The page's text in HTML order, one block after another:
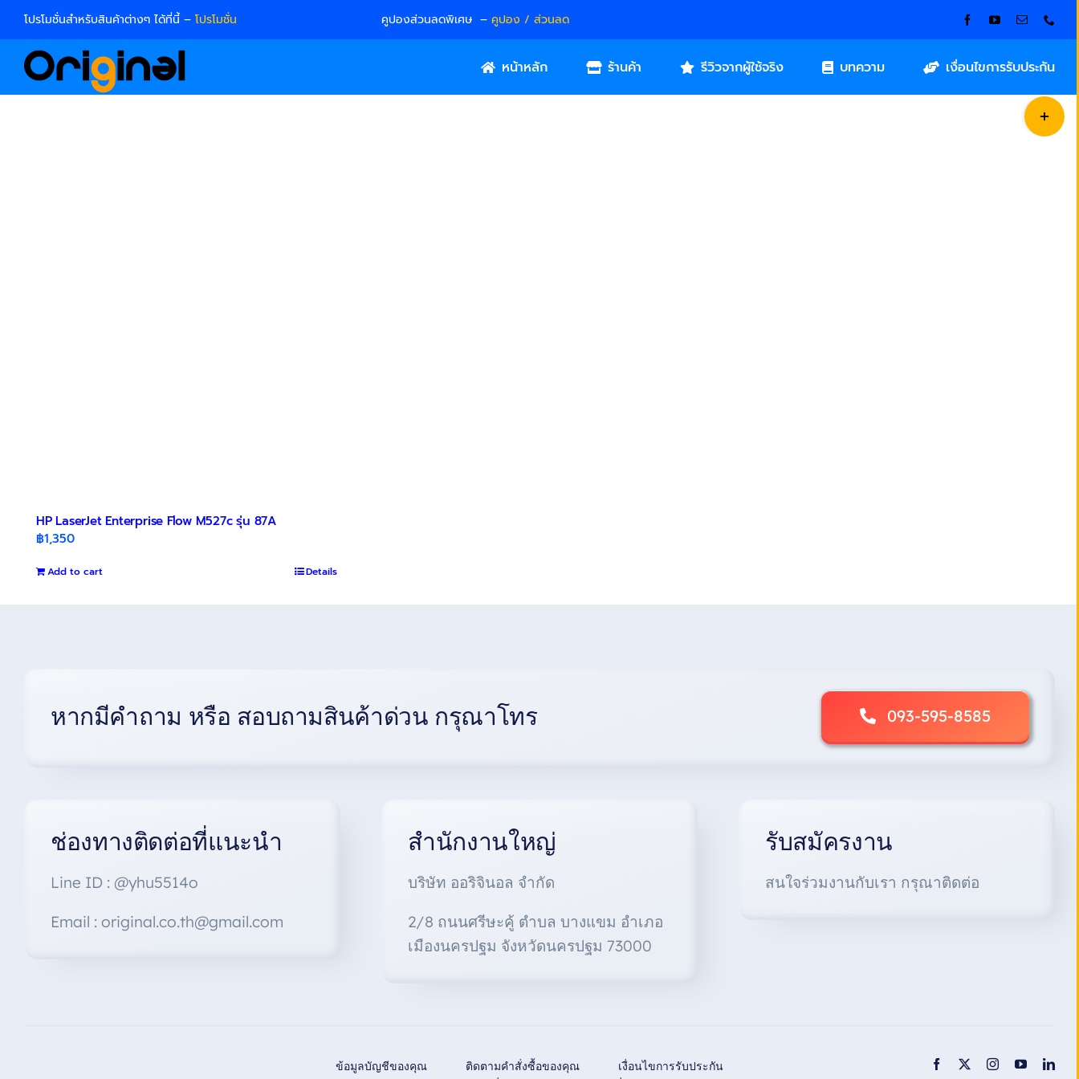
content
โปรโมชั่นสำหรับสินค้าต่างๆ ได้ที่นี้ – โปรโมชั่น คูปองส่วนลดพิเศษ –คูปอง / ส่วนลด
หน้าหลัก ร้านค้า รีวิวจากผู้ใช้จริง บทความ เงื่อนไขการรับประกัน
HP LaserJet Enterprise Flow M527c รุ่น 87A
฿1,350
Add to cart Details
หากมีคำถาม หรือ สอบถามสินค้าด่วน กรุณาโทร 093-595-8585
ช่องทางติดต่อที่แนะนำ
Line ID : @yhu5514o
Email : original.co.th@gmail.com
สำนักงานใหญ่
บริษัท ออริจินอล จำกัด
2/8 ถนนศรีษะคู้ ตำบล บางแขม อำเภอ
เมืองนครปฐม จังหวัดนครปฐม 73000
รับสมัครงาน
สนใจร่วมงานกับเรา กรุณาติดต่อ
ข้อมูลบัญชีของคุณ ติดตามคำสั่งซื้อของคุณ
เงื่อนไขการรับประกัน
Toggle
Sliding
Bar